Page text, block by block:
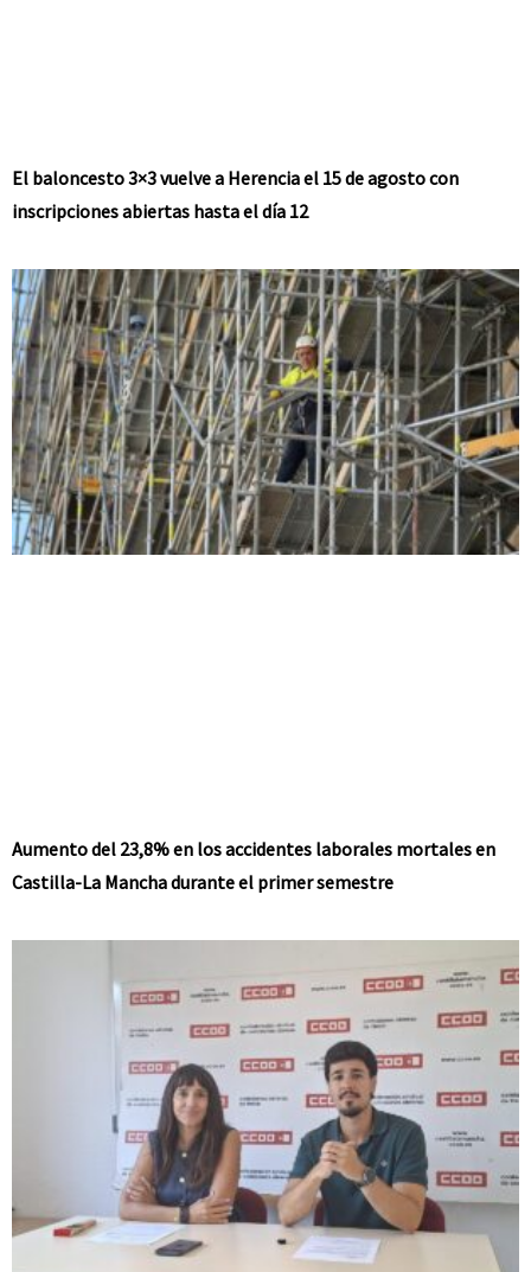
El baloncesto 3×3 vuelve a Herencia el 15 de agosto con
inscripciones abiertas hasta el día 12
Aumento del 23,8% en los accidentes laborales mortales en
Castilla-La Mancha durante el primer semestre